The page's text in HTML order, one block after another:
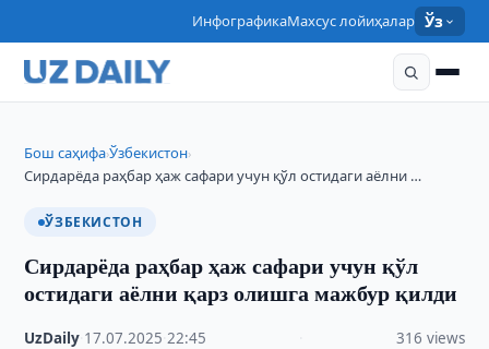
ИнфографикаМахсус лойиҳалар Ўз
Бош саҳифа›Ўзбекистон›
Сирдарёда раҳбар ҳаж сафари учун қўл остидаги аёлни …
ЎЗБЕКИСТОН
Сирдарёда раҳбар ҳаж сафари учун қўл
остидаги аёлни қарз олишга мажбур қилди
UzDaily 17.07.2025 ·22:45 316 views